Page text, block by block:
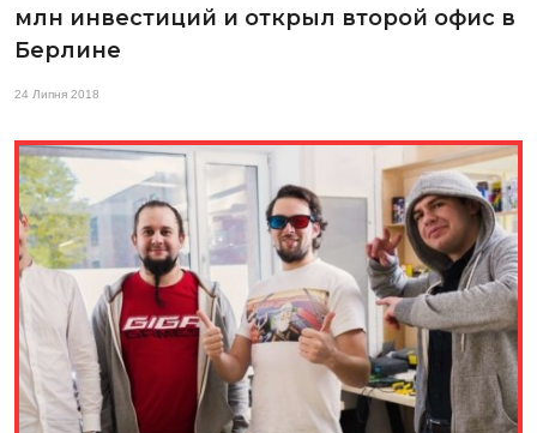
млн инвестиций и открыл второй офис в
Берлине
24 Липня 2018